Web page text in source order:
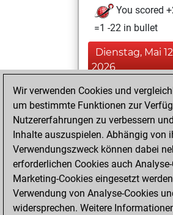
You scored
=1 -22 in bullet
Dienstag, Mai
2026
You totalled
tactics positions
solved 41 tactics
positions
You achieved
an Elo of 1937 in
tactics positions
Wir verwenden Cookies und
um bestimmte Funktionen zur
Nutzererfahrungen zu verbessern
Inhalte auszuspielen. Abhängig von
Verwendungszweck können dabei
erforderlichen Cookies auch
Marketing-Cookies eingesetzt
Verwendung von Analyse-Cookies
widersprechen. Weitere